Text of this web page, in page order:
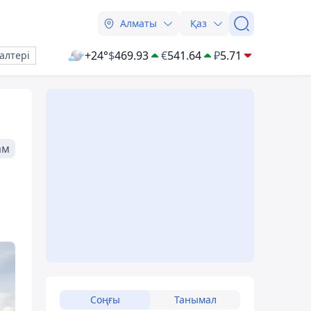
Алматы Қаз
+24°$469.93 €541.64 ₽5.71
Соңғы Танымал